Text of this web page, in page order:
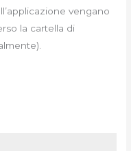
vengano
la cartella di